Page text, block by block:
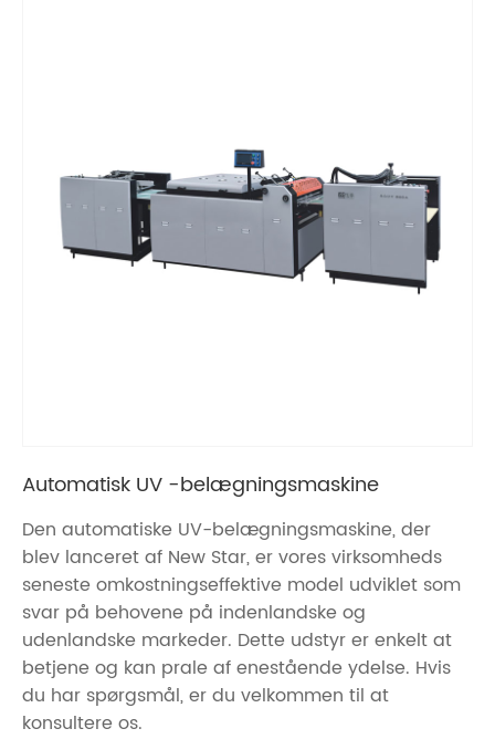
Automatisk UV -belægningsmaskine
Den automatiske UV-belægningsmaskine, der
blev lanceret af New Star, er vores virksomheds
seneste omkostningseffektive model udviklet som
svar på behovene på indenlandske og
udenlandske markeder. Dette udstyr er enkelt at
betjene og kan prale af enestående ydelse. Hvis
du har spørgsmål, er du velkommen til at
konsultere os.